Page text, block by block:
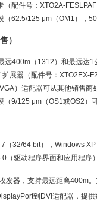
（配件号：XTO2A-
（62.5/125 μm（OM1），
）
远400m（1312）和最远达
展器（配件号：XTO2EX-
）适配器可从其他销售商
（9/125 μm（OS1或OS2）
（32/64 bit），Windows
（驱动程序界面和应用程序
发器，支持最远距离400m
到DVI适配器，提